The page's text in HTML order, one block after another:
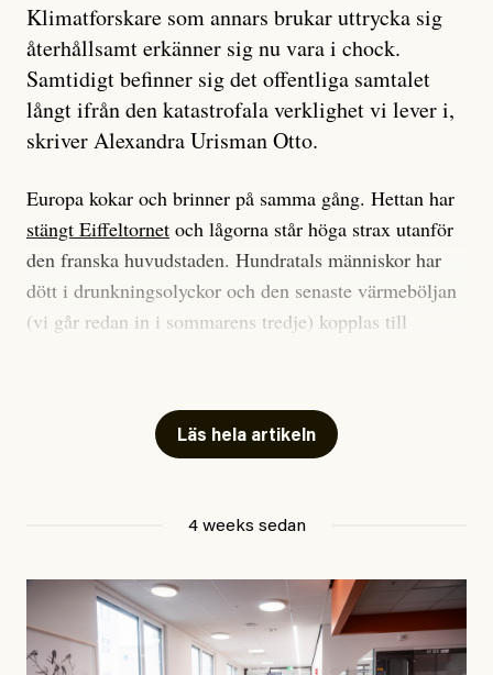
Klimatforskare som annars brukar uttrycka sig
återhållsamt erkänner sig nu vara i chock.
Samtidigt befinner sig det offentliga samtalet
långt ifrån den katastrofala verklighet vi lever i,
skriver Alexandra Urisman Otto.
Europa kokar och brinner på samma gång. Hettan har
stängt Eiffeltornet och lågorna står höga strax utanför
den franska huvudstaden. Hundratals människor har
dött i drunkningsolyckor och den senaste värmeböljan
(vi går redan in i sommarens tredje) kopplas till
Har du också panik i hettan? Känns det som en
mardröm? Bra, allt annat vore fullständigt orimligt.
att han brukar vara ganska återhållsam när han
september 2023, när de globala temperaturerna för
månaden visade sig vara hela 0,5 °C varmare än någon
tidigare septembermånad – har han blivit chockad.
Läs hela artikeln
4 weeks sedan